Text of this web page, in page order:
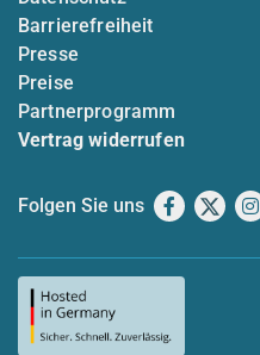
Barrierefreiheit
Presse
Preise
Partnerprogramm
Vertrag widerrufen
Folgen Sie uns Facebook
X